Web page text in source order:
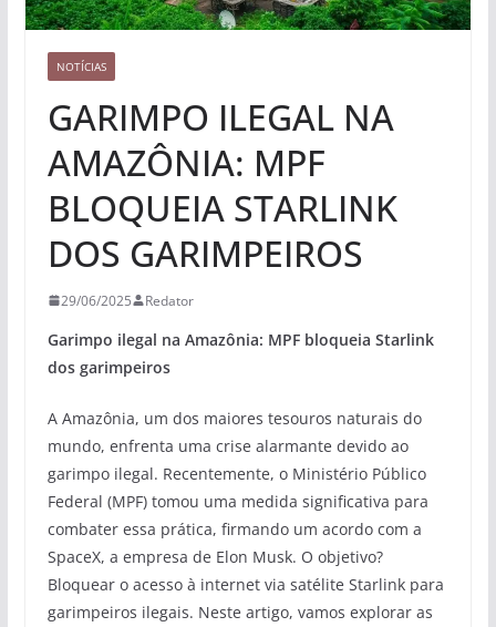
NOTÍCIAS
GARIMPO ILEGAL NA
AMAZÔNIA: MPF
BLOQUEIA STARLINK
DOS GARIMPEIROS
29/06/2025 Redator
Garimpo ilegal na Amazônia: MPF bloqueia Starlink
dos garimpeiros
A Amazônia, um dos maiores tesouros naturais do
mundo, enfrenta uma crise alarmante devido ao
garimpo ilegal. Recentemente, o Ministério Público
Federal (MPF) tomou uma medida significativa para
combater essa prática, firmando um acordo com a
SpaceX, a empresa de Elon Musk. O objetivo?
Bloquear o acesso à internet via satélite Starlink para
garimpeiros ilegais. Neste artigo, vamos explorar as